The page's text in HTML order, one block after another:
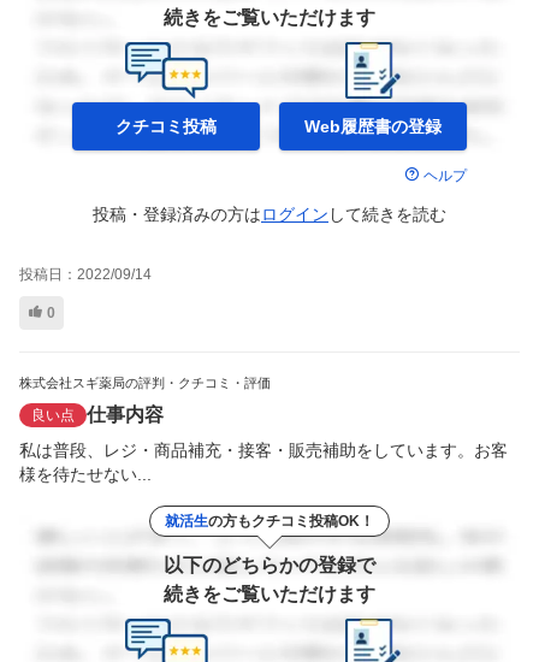
続きをご覧いただけます
クチコミ投稿 Web履歴書の登録
ヘルプ
投稿・登録済みの方はログイン して続きを読む
投稿日： 2022/09/14
0
株式会社スギ薬局の評判・クチコミ・評価
良い点 仕事内容
私は普段、レジ・商品補充・接客・販売補助をしています。お客
様を待たせない...
就活生の方もクチコミ投稿OK！
以下のどちらかの登録で
続きをご覧いただけます